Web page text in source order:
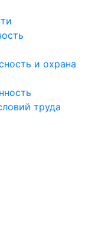
и охрана
труда